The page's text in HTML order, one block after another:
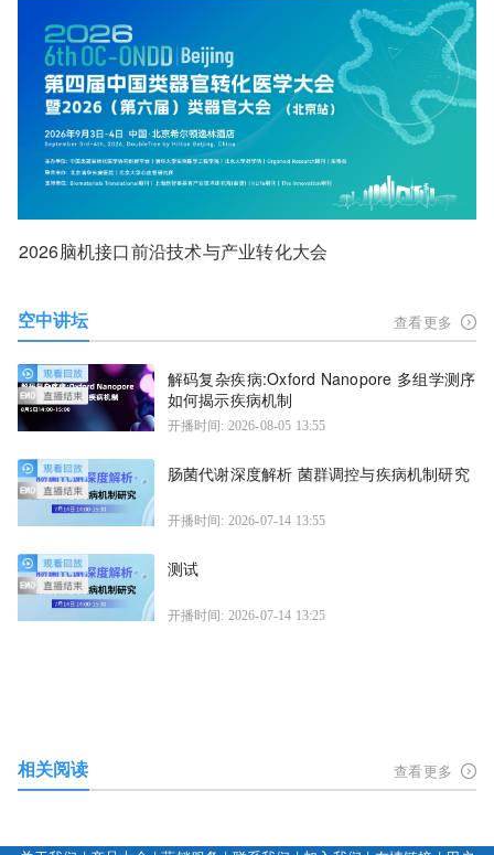
2026脑机接口前沿技术与产业转化大会
空中讲坛 查看更多
解码复杂疾病:Oxford Nanopore 多组学测序
如何揭示疾病机制
开播时间: 2026-08-05 13:55
肠菌代谢深度解析 菌群调控与疾病机制研究
开播时间: 2026-07-14 13:55
测试
开播时间: 2026-07-14 13:25
相关阅读 查看更多